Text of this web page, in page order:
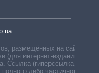
размещённых на сайте,
(для интернет-изданий —
Ссылка (гиперссылка)
либо частичного